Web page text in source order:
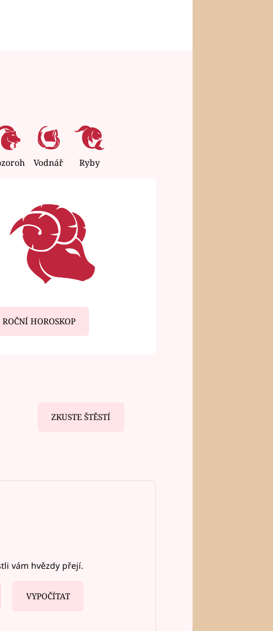
Vodnář Ryby
ROČNÍ HOROSKOP
ZKUSTE ŠTĚSTÍ
vám hvězdy přejí.
VYPOČÍTAT